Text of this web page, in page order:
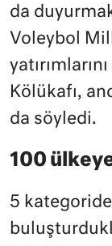
da
Voleybol
Kölükafı,
da söyledi.
100
5